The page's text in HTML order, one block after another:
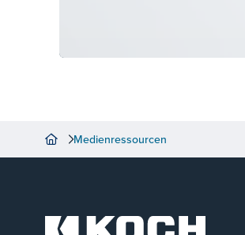
Medienressourcen